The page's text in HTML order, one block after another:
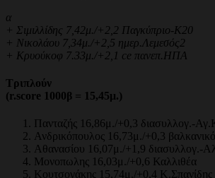
α
+ Σιμιλλίδης 7,42μ./+2,2 Παγκύπριο-Κ20
+ Νικολάου 7,34μ./+2,5 ημερ.Λεμεσός2
+ Κρυούκοφ 7.33μ./+2,1 ce πανεπ.ΗΠΑ
Τριπλούν
(r.score 1000β = 15,45μ.)
Πανταζής 16,86μ./+0,3 διασυλλογ.-
Ανδρικόπουλος 16,73μ./+0,3 βαλκανικό
Αθανασίου 16,07μ./+1,9 διασυλλογ.-
Μονοπωλης 16,03μ./+0,6 Καλλιθέα
Κουτσογάκης 15,74μ./+0,4 Κ.Σπανίδης